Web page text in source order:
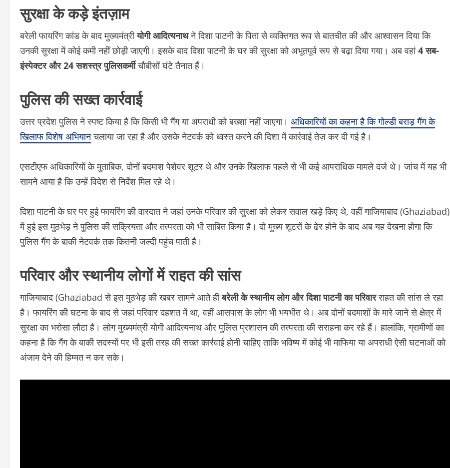
सुरक्षा के कड़े इंतज़ाम
बरेली फायरिंग कांड के बाद मुख्यमंत्रीयोगी आदित्यनाथने दिशा पाटनी के पिता से व्यक्तिगत रूप से बातचीत की और आश्वासन दिया कि
उनकी सुरक्षा में कोई कमी नहीं छोड़ी जाएगी। इसके बाद दिशा पाटनी के घर की सुरक्षा को अभूतपूर्व रूप से बढ़ा दिया गया। अब वहां4 सब-
इंस्पेक्टर और 24 सशस्त्र पुलिसकर्मीचौबीसों घंटे तैनात हैं।
पुलिस की सख्त कार्रवाई
उत्तर प्रदेश पुलिस ने स्पष्ट किया है कि किसी भी गैंग या अपराधी को बख्शा नहीं जाएगा। अधिकारियों का कहना है कि गोल्डी बराड़ गैंग के
खिलाफ विशेष अभियानचलाया जा रहा है और उसके नेटवर्क को ध्वस्त करने की दिशा में कार्रवाई तेज़ कर दी गई है।
एसटीएफ अधिकारियों के मुताबिक, दोनों बदमाश पेशेवर शूटर थे और उनके खिलाफ पहले से भी कई आपराधिक मामले दर्ज थे। जांच में यह भी
सामने आया है कि उन्हें विदेश से निर्देश मिल रहे थे।
दिशा पाटनी के घर पर हुई फायरिंग की वारदात ने जहां उनके परिवार की सुरक्षा को लेकर सवाल खड़े किए थे, वहीं गाजियाबाद (Ghaziabad)
में हुई इस मुठभेड़ ने पुलिस की सक्रियता और तत्परता को भी साबित किया है। दो मुख्य शूटरों के ढेर होने के बाद अब यह देखना होगा कि
पुलिस गैंग के बाकी नेटवर्क तक कितनी जल्दी पहुंच पाती है।
परिवार और स्थानीय लोगों में राहत की सांस
गाजियाबाद (Ghaziabad से इस मुठभेड़ की खबर सामने आते हीबरेली के स्थानीय लोग और दिशा पाटनी का परिवारराहत की सांस ले रहा
है। फायरिंग की घटना के बाद से जहां परिवार दहशत में था, वहीं आसपास के लोग भी भयभीत थे। अब दोनों बदमाशों के मारे जाने से क्षेत्र में
सुरक्षा का भरोसा लौटा है। लोग मुख्यमंत्री योगी आदित्यनाथ और पुलिस प्रशासन की तत्परता की सराहना कर रहे हैं। हालांकि, ग्रामीणों का
कहना है कि गैंग के बाकी सदस्यों पर भी इसी तरह की सख्त कार्रवाई होनी चाहिए ताकि भविष्य में कोई भी माफिया या अपराधी ऐसी घटनाओं को
अंजाम देने की हिम्मत न कर सके।